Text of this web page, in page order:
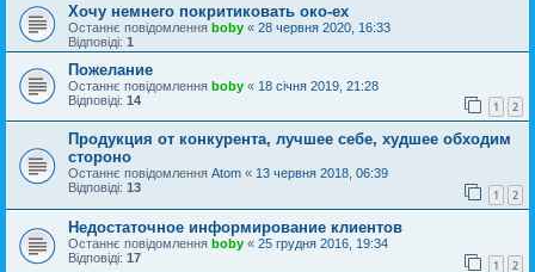
Хочу немнего покритиковать око-ex
Останнє повідомлення boby « 28 червня 2020, 16:33
Відповіді: 1
Пожелание
Останнє повідомлення boby « 18 січня 2019, 21:28
Відповіді: 14 1 2
Продукция от конкурента, лучшее себе, худшее обходим
стороно
Останнє повідомлення Atom « 13 червня 2018, 06:39
Відповіді: 13 1 2
Недостаточное информирование клиентов
Останнє повідомлення boby « 25 грудня 2016, 19:34
Відповіді: 17 1 2